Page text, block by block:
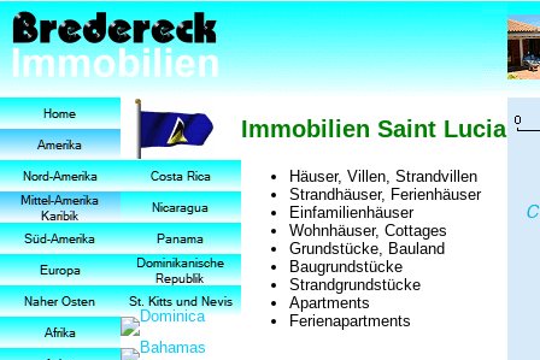
Immobilien Saint Lucia
Häuser, Villen, Strandvillen
Strandhäuser, Ferienhäuser
Einfamilienhäuser
Wohnhäuser, Cottages
Grundstücke, Bauland
Baugrundstücke
Strandgrundstücke
Apartments
Ferienapartments